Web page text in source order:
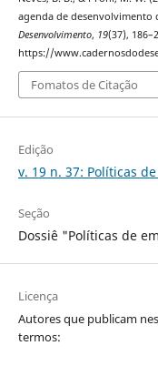
agenda de desenvolvimento
Desenvolvimento, 19(37),
https://
Fomatos de Citação
Edição
v. 19 n. 37: Políticas
Seção
Dossiê "Políticas de
Licença
Autores que publicam
termos: